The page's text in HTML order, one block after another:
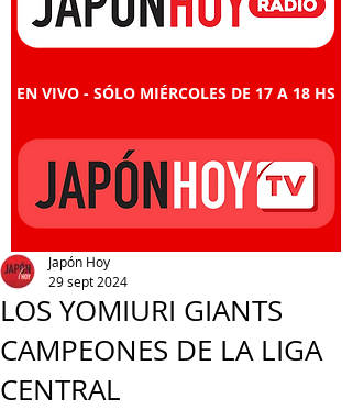
EN VIVO - SÓLO MIÉRCOLES DE 17 A 18 HS
LOS YOMIURI GIANTS
CAMPEONES DE LA LIGA
CENTRAL
Japón Hoy
29 sept 2024